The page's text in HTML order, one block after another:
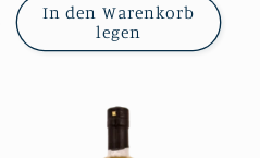
In den Warenkorb
legen